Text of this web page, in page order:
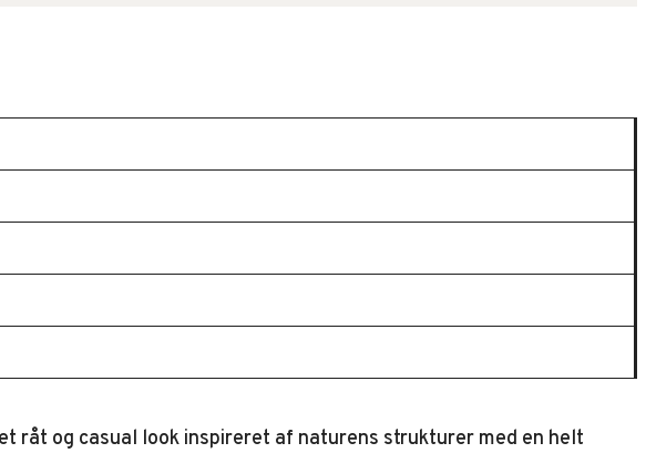
råt og casual look inspireret af naturens strukturer med en helt